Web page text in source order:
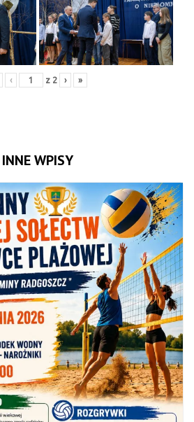
‹ z 2 › »
INNE WPISY